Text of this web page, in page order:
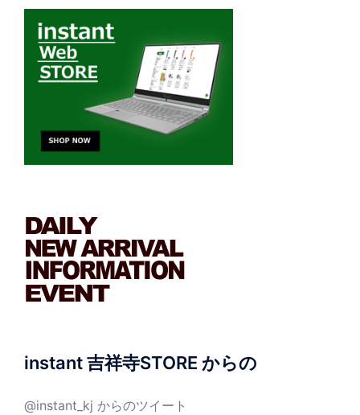
instant 吉祥寺STORE からの
@instant_kj からのツイート